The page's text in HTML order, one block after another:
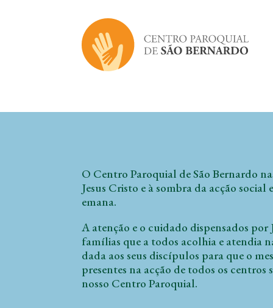
O Centro Paroquial de São Bernardo
Jesus Cristo e à sombra da acção
emana.
A atenção e o cuidado dispensados
famílias que a todos acolhia e atendia
dada aos seus discípulos para que o
presentes na acção de todos os
nosso Centro Paroquial.